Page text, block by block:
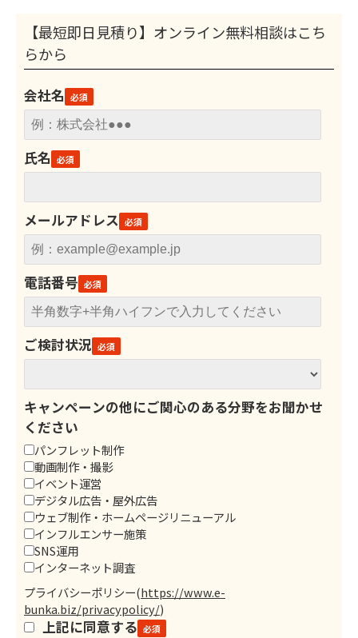
【最短即日見積り】オンライン無料相談はこち
らから
会社名
氏名
メールアドレス
電話番号
ご検討状況
キャンペーンの他にご関心のある分野をお聞かせ
ください
パンフレット制作
動画制作・撮影
イベント運営
デジタル広告・屋外広告
ウェブ制作・ホームページリニューアル
インフルエンサー施策
SNS運用
インターネット調査
プライバシーポリシー(https://www.e-
bunka.biz/privacypolicy/)
上記に同意する